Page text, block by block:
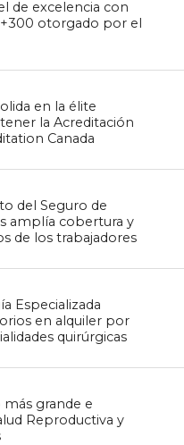
de excelencia con
otorgado por el
en la élite
la Acreditación
Canada
del Seguro de
amplía cobertura y
de los trabajadores
Especializada
en alquiler por
quirúrgicas
grande e
Reproductiva y